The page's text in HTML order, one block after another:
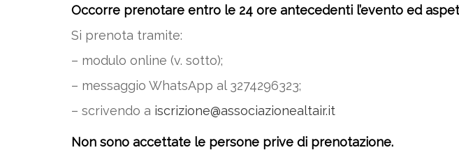
Occorre prenotare entro le 24 ore antecedenti l’evento ed
Si prenota tramite:
– modulo online (v. sotto);
– messaggio WhatsApp al 3274296323;
– scrivendo a iscrizione@associazionealtair.it
Non sono accettate le persone prive di prenotazione.